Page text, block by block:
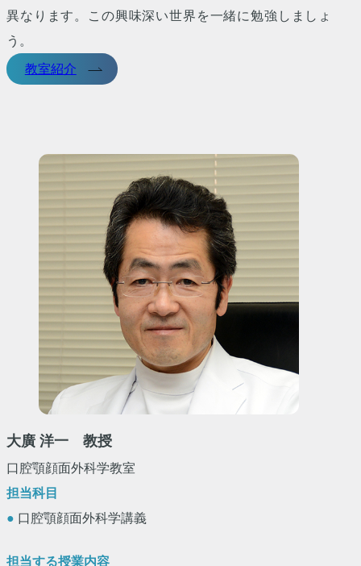
異なります。この興味深い世界を一緒に勉強しましょ
う。
教室紹介
大廣 洋一 教授
口腔顎顔面外科学教室
担当科目
● 口腔顎顔面外科学講義
担当する授業内容